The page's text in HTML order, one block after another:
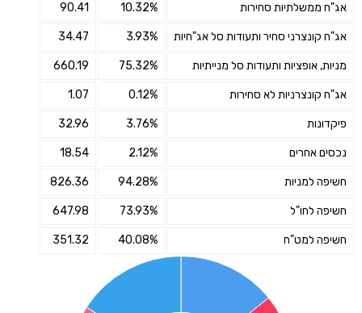
אג"ח ממשלתיות סחירות 10.32%
90.41
אג"ח קונצרני סחיר ותעודות סל אג"חיות 3.93%
34.47
מניות, אופציות ותעודות סל מנייתיות 75.32%
660.19
אג"ח קונצרניות לא סחירות 0.12%
1.07
פיקדונות 3.76%
32.96
נכסים אחרים 2.12%
18.54
חשיפה למניות 94.28%
826.36
חשיפה לחו"ל 73.93%
647.98
חשיפה למט"ח 40.08%
351.32